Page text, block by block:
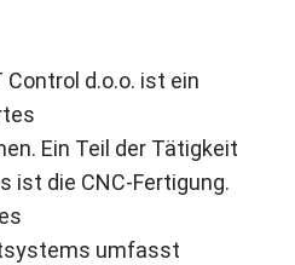
Control d.o.o. ist ein
Ein Teil der Tätigkeit
ist die CNC-Fertigung.
umfasst